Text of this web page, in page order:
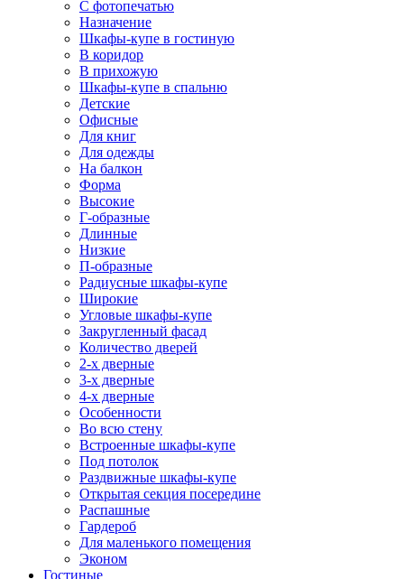
С фотопечатью
Назначение
Шкафы-купе в гостиную
В коридор
В прихожую
Шкафы-купе в спальню
Детские
Офисные
Для книг
Для одежды
На балкон
Форма
Высокие
Г-образные
Длинные
Низкие
П-образные
Радиусные шкафы-купе
Широкие
Угловые шкафы-купе
Закругленный фасад
Количество дверей
2-х дверные
3-х дверные
4-х дверные
Особенности
Во всю стену
Встроенные шкафы-купе
Под потолок
Раздвижные шкафы-купе
Открытая секция посередине
Распашные
Гардероб
Для маленького помещения
Эконом
Гостиные